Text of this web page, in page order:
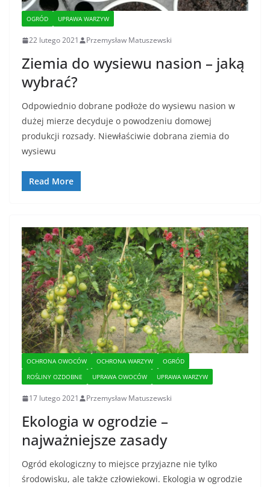
OGRÓD UPRAWA WARZYW
22 lutego 2021 Przemysław Matuszewski
Ziemia do wysiewu nasion – jaką
wybrać?
Odpowiednio dobrane podłoże do wysiewu nasion w
dużej mierze decyduje o powodzeniu domowej
produkcji rozsady. Niewłaściwie dobrana ziemia do
wysiewu
Read More
OCHRONA OWOCÓW OCHRONA WARZYW
OGRÓD
ROŚLINY OZDOBNE
UPRAWA OWOCÓW UPRAWA WARZYW
17 lutego 2021 Przemysław Matuszewski
Ekologia w ogrodzie –
najważniejsze zasady
Ogród ekologiczny to miejsce przyjazne nie tylko
środowisku, ale także człowiekowi. Ekologia w ogrodzie